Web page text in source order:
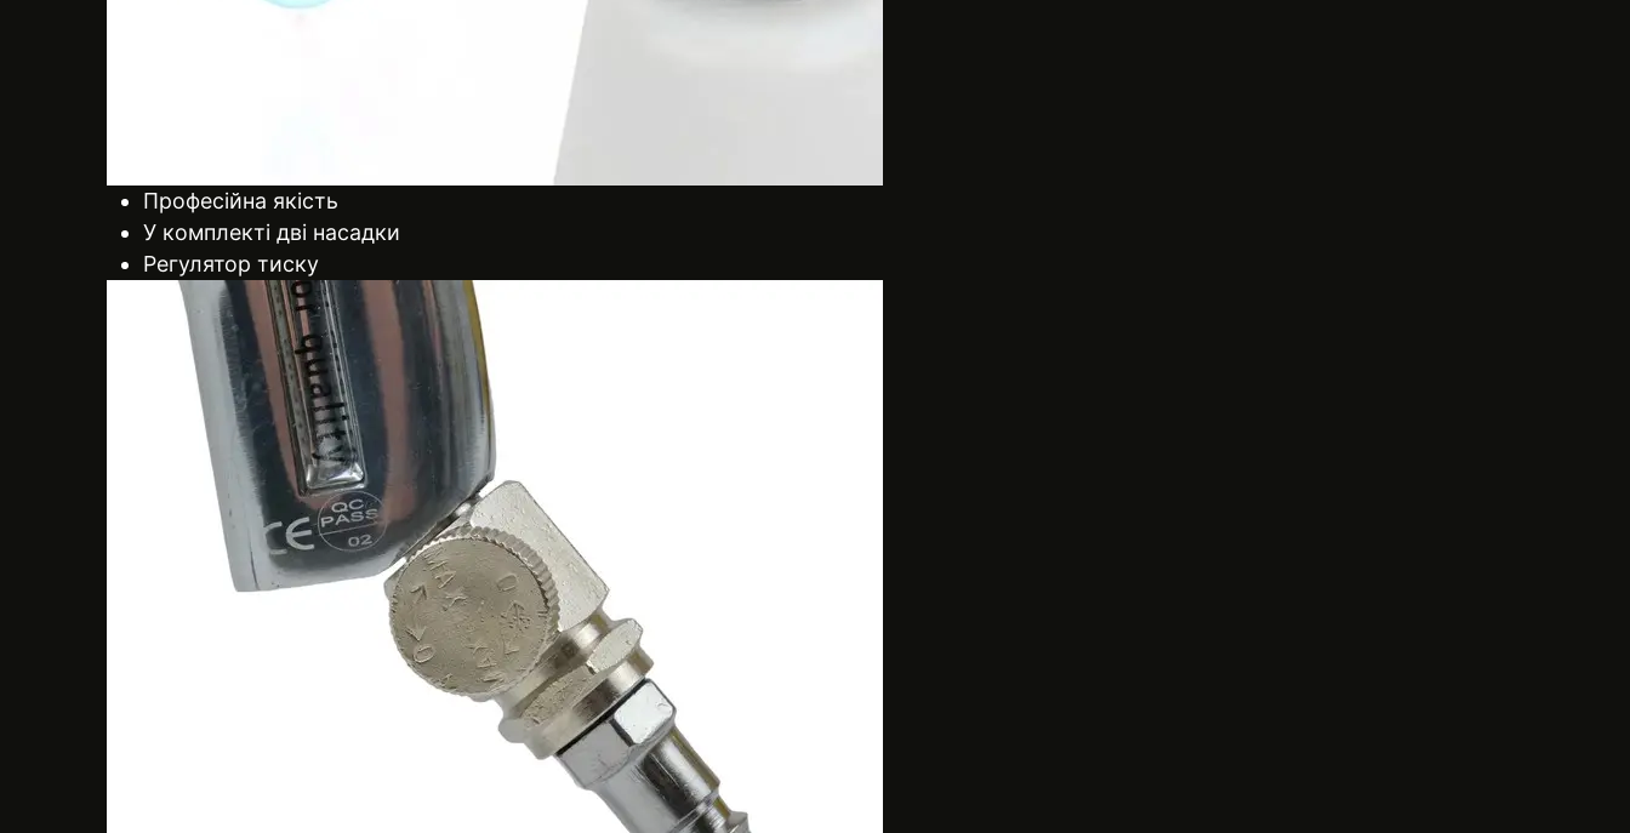
Професійна якість
У комплекті дві насадки
Регулятор тиску